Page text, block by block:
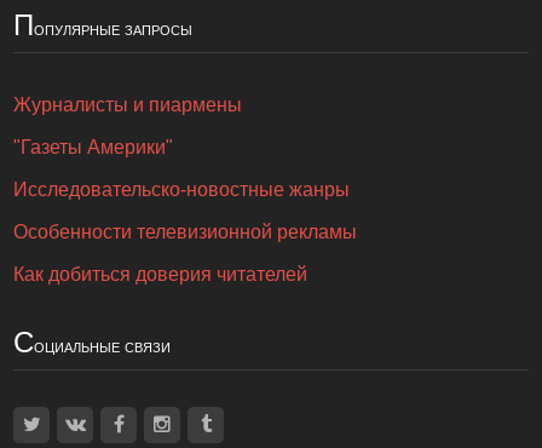
Популярные запросы
Журналисты и пиармены
"Газеты Америки"
Исследовательско-новостные жанры
Особенности телевизионной рекламы
Как добиться доверия читателей
Социальные связи